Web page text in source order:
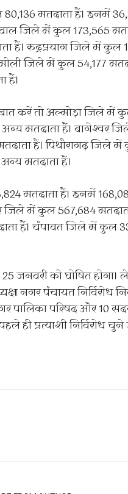
मतदाता हैं। इनमें
जिले में कुल 173,565
हैं। रुद्रप्रयाग जिले में कुल
जिले में कुल 54,177
हैं।
करें तो अल्मोड़ा जिले में
मतदाता हैं। बागेश्वर
हैं। पिथौरागढ़ जिले
मतदाता हैं।
मतदाता हैं। इनमें
में कुल 567,684
हैं। चंपावत जिले में कुल
जनवरी को घोषित
नगर पंचायत निर्विरोध
परिषद और 10
ही प्रत्याशी निर्विरोध